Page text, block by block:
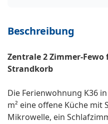
Beschreibung
Zentrale 2 Zimmer-Fewo
Strandkorb
Die Ferienwohnung K36
m² eine offene Küche mit
Mikrowelle, ein